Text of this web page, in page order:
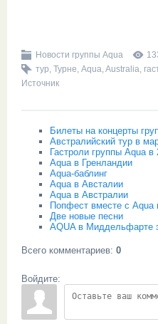
Новости группы Aqua
тур, Турне, Aqua,Australia,
Источник
Билеты на концерты
Австралийский тур в
Гастроли группы Aqua в
Aqua в Гренландии
Aqua-баблинг
Aqua в Австалии
Aqua в Австралии
Попфест вместе с Aqua
Две новые песни
AQUA в Миддельфарте
Всего комментариев: 0
Войдите: